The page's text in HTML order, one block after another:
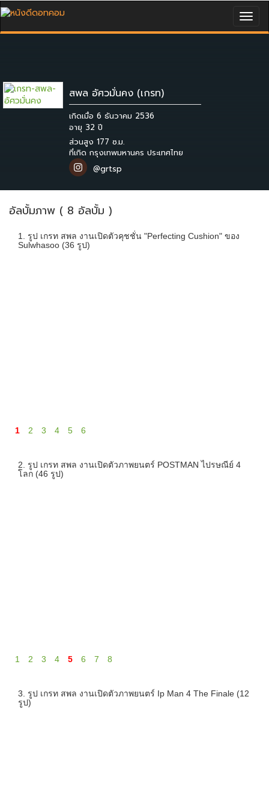
สพล อัศวมั่นคง (เกรท)
เกิดเมื่อ 6 ธันวาคม 2536
ส่วนสูง 177 ซ.ม.
ที่เกิด กรุงเทพมหานคร ประเทศไทย
@grtsp
อัลบั้มภาพ ( 8 อัลบั้ม )
1. รูป เกรท สพล งานเปิดตัวคุชชั่น "Perfecting Cushion" ของ
Sulwhasoo (36 รูป)
1 2 3 4 5 6
2. รูป เกรท สพล งานเปิดตัวภาพยนตร์ POSTMAN ไปรษณีย์ 4
โลก (46 รูป)
1 2 3 4 5 6 7 8
3. รูป เกรท สพล งานเปิดตัวภาพยนตร์ Ip Man 4 The Finale (12
รูป)